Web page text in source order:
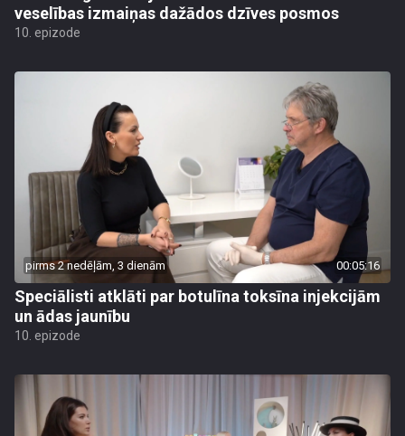
veselības izmaiņas dažādos dzīves posmos
10. epizode
pirms 2 nedēļām, 3 dienām 00:05:16
Speciālisti atklāti par botulīna toksīna injekcijām
un ādas jaunību
10. epizode